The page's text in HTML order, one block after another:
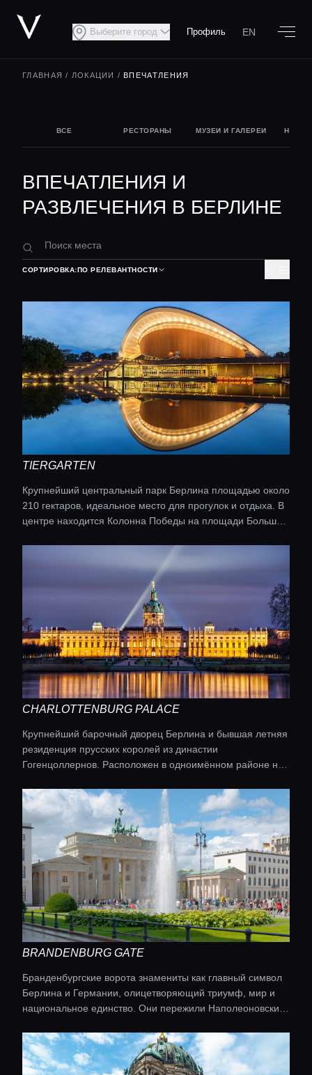
Выберите город Профиль EN
ГЛАВНАЯ / ЛОКАЦИИ / ВПЕЧАТЛЕНИЯ
ВСЕ РЕСТОРАНЫ МУЗЕИ И ГАЛЕРЕИ
ВПЕЧАТЛЕНИЯ И
РАЗВЛЕЧЕНИЯ В БЕРЛИНЕ
СОРТИРОВКА:ПО РЕЛЕВАНТНОСТИ
TIERGARTEN
Крупнейший центральный парк Берлина площадью около
210 гектаров, идеальное место для прогулок и отдыха. В
центре находится Колонна Победы на площади Большая
площадкой. Рядом Мемориал павшим советским воинам
с танками и артиллерией, дворец Бельвю (резиденция
президента) и церковь Святого Матфея.
CHARLOTTENBURG PALACE
Крупнейший барочный дворец Берлина и бывшая летняя
резиденция прусских королей из династии
Гогенцоллернов. Расположен в одноимённом районе на
интерьеры и обширный парк.
BRANDENBURG GATE
Бранденбургские ворота знамениты как главный символ
Берлина и Германии, олицетворяющий триумф, мир и
национальное единство. Они пережили Наполеоновские
падение, став свидетелем ключевых исторических
событий.